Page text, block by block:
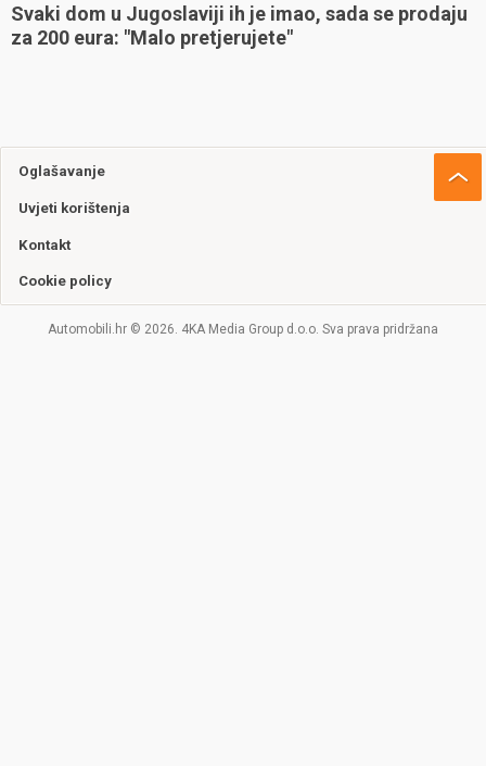
Svaki dom u Jugoslaviji ih je imao, sada se prodaju
za 200 eura: "Malo pretjerujete"
Oglašavanje
Uvjeti korištenja
Kontakt
Cookie policy
Automobili.hr © 2026. 4KA Media Group d.o.o. Sva prava pridržana